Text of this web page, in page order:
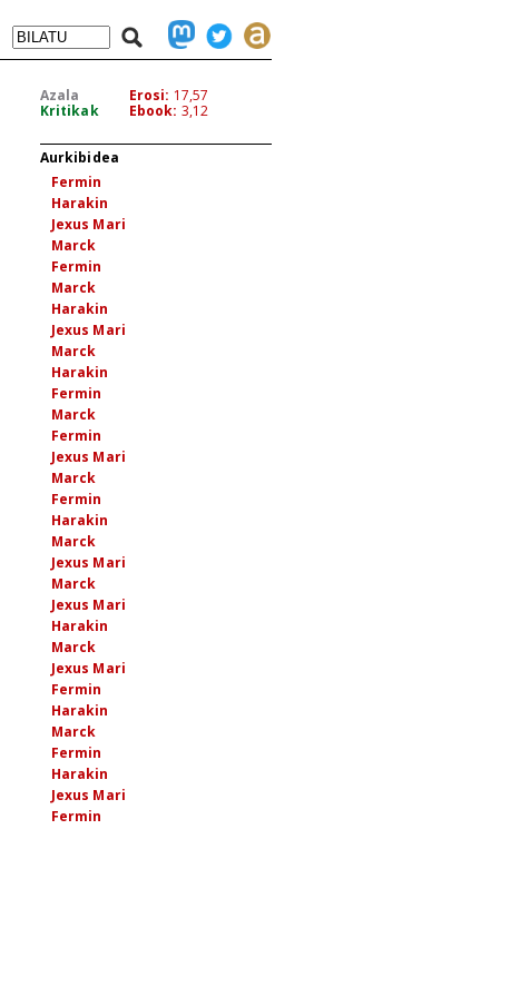
Azala
Kritikak
Erosi: 17,57
Ebook: 3,12
Aurkibidea
Fermin
Harakin
Jexus Mari
Marck
Fermin
Marck
Harakin
Jexus Mari
Marck
Harakin
Fermin
Marck
Fermin
Jexus Mari
Marck
Fermin
Harakin
Marck
Jexus Mari
Marck
Jexus Mari
Harakin
Marck
Jexus Mari
Fermin
Harakin
Marck
Fermin
Harakin
Jexus Mari
Fermin